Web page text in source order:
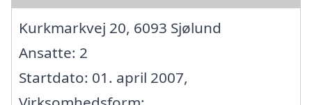
Kurkmarkvej 20, 6093 Sjølund
Ansatte: 2
Startdato: 01. april 2007,